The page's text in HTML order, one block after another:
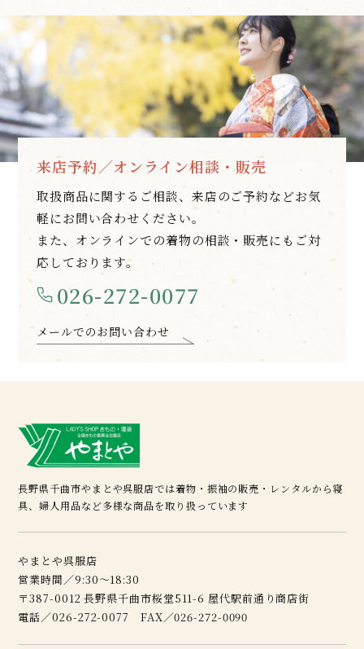
来店予約／オンライン相談・販売
取扱商品に関するご相談、来店のご予約などお気
軽にお問い合わせください。
また、オンラインでの着物の相談・販売にもご対
応しております。
026-272-0077
メールでのお問い合わせ
長野県千曲市やまとや呉服店では着物・振袖の販売・レンタルから寝
具、婦人用品など多様な商品を取り扱っています
やまとや呉服店
営業時間／9:30～18:30
〒387-0012 長野県千曲市桜堂511-6 屋代駅前通り商店街
電話／026-272-0077 FAX／026-272-0090